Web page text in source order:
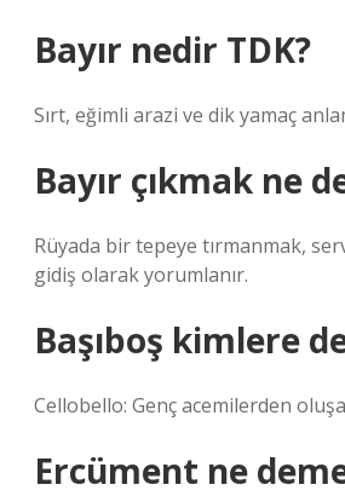
Bayır nedir TDK?
Sırt, eğimli arazi ve dik yamaç
Bayır çıkmak ne
Rüyada bir tepeye tırmanmak,
gidiş olarak yorumlanır.
Başıboş kimlere
Cellobello: Genç acemilerden
Ercüment ne